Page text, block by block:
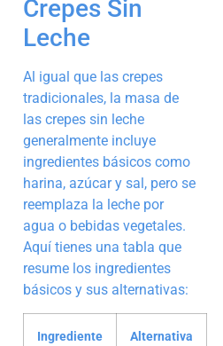
Crepes Sin
Leche
Al igual que las crepes
tradicionales, la masa de
las crepes sin leche
generalmente incluye
ingredientes básicos como
harina, azúcar y sal, pero se
reemplaza la leche por
agua o bebidas vegetales.
Aquí tienes una tabla que
resume los ingredientes
básicos y sus alternativas:
Ingrediente
Alternativa